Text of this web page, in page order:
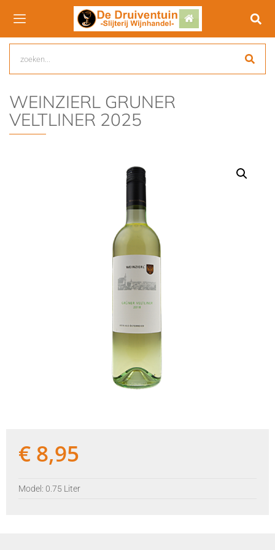
WEINZIERL GRUNER
VELTLINER 2025
€ 8,95
Model: 0.75 Liter